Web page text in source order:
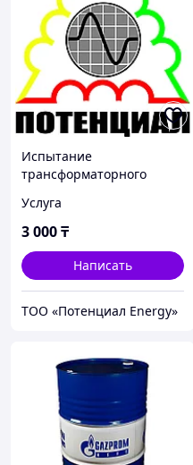
Испытание
трансформаторного
Услуга
3 000₸
Написать
ТОО «‎Потенциал Energy»‎